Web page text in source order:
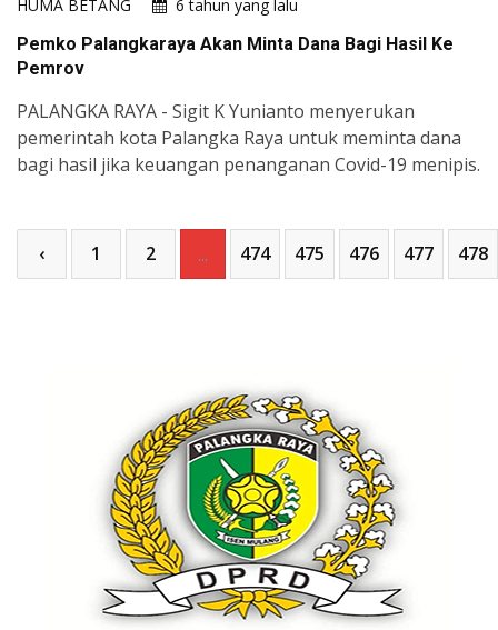
HUMA BETANG
6 tahun yang lalu
Pemko Palangkaraya Akan Minta Dana Bagi Hasil Ke
Pemrov
PALANGKA RAYA - Sigit K Yunianto menyerukan
pemerintah kota Palangka Raya untuk meminta dana
bagi hasil jika keuangan penanganan Covid-19 menipis.
‹ 1 2 ... 474 475 476 477 478